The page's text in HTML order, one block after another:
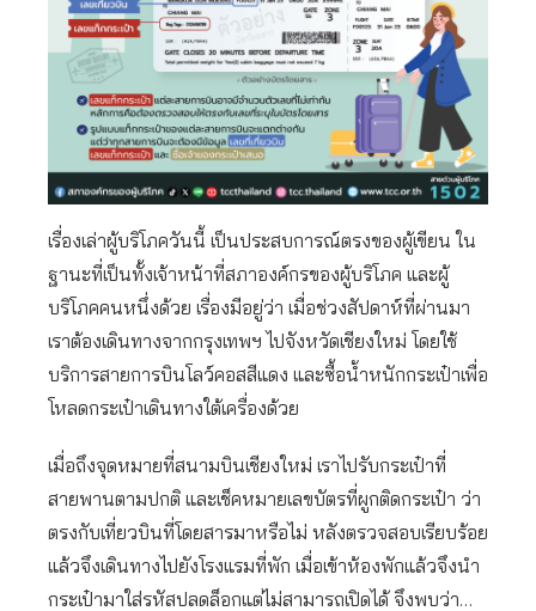
เรื่องเล่าผู้บริโภควันนี้ เป็นประสบการณ์ตรงของผู้เขียน ใน
ฐานะที่เป็นทั้งเจ้าหน้าที่สภาองค์กรของผู้บริโภค และผู้
บริโภคคนหนึ่งด้วย เรื่องมีอยู่ว่า เมื่อช่วงสัปดาห์ที่ผ่านมา
เราต้องเดินทางจากกรุงเทพฯ ไปจังหวัดเชียงใหม่ โดยใช้
บริการสายการบินโลว์คอสสีแดง และซื้อน้ำหนักกระเป๋าเพื่อ
โหลดกระเป๋าเดินทางใต้เครื่องด้วย
เมื่อถึงจุดหมายที่สนามบินเชียงใหม่ เราไปรับกระเป๋าที่
สายพานตามปกติ และเช็คหมายเลขบัตรที่ผูกติดกระเป๋า ว่า
ตรงกับเที่ยวบินที่โดยสารมาหรือไม่ หลังตรวจสอบเรียบร้อย
แล้วจึงเดินทางไปยังโรงแรมที่พัก เมื่อเข้าห้องพักแล้วจึงนำ
กระเป๋ามาใส่รหัสปลดล็อกแต่ไม่สามารถเปิดได้ จึงพบว่า…